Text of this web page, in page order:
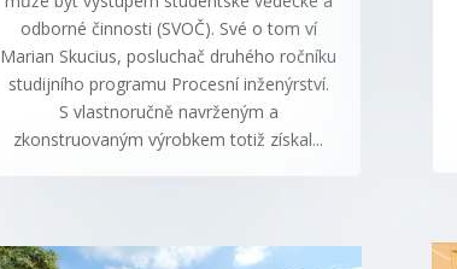
odborné činnosti (SVOČ). Své o tom ví
Marian Skucius, posluchač druhého ročníku
studijního programu Procesní inženýrství.
S vlastnoručně navrženým a
zkonstruovaným výrobkem totiž získal...